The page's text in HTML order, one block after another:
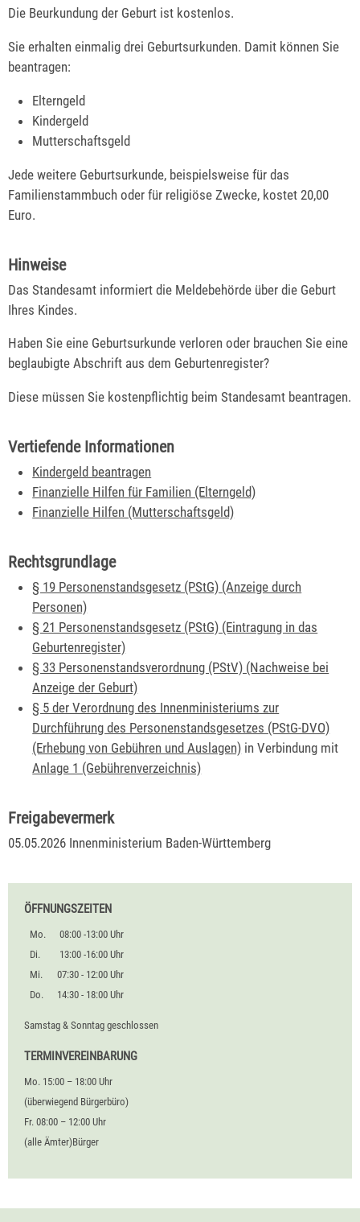
Die Beurkundung der Geburt ist kostenlos.
Sie erhalten einmalig drei Geburtsurkunden. Damit können Sie
beantragen:
Elterngeld
Kindergeld
Mutterschaftsgeld
Jede weitere Geburtsurkunde, beispielsweise für das
Familienstammbuch oder für religiöse Zwecke, kostet 20,00
Euro.
Hinweise
Das Standesamt informiert die Meldebehörde über die Geburt
Ihres Kindes.
Haben Sie eine Geburtsurkunde verloren oder brauchen Sie eine
beglaubigte Abschrift aus dem Geburtenregister?
Diese müssen Sie kostenpflichtig beim Standesamt beantragen.
Vertiefende Informationen
Kindergeld beantragen
Finanzielle Hilfen für Familien (Elterngeld)
Finanzielle Hilfen (Mutterschaftsgeld)
Rechtsgrundlage
§ 19 Personenstandsgesetz (PStG) (Anzeige durch
Personen)
§ 21 Personenstandsgesetz (PStG) (Eintragung in das
Geburtenregister)
§ 33 Personenstandsverordnung (PStV) (Nachweise bei
Anzeige der Geburt)
§ 5 der Verordnung des Innenministeriums zur
Durchführung des Personenstandsgesetzes (PStG-DVO)
(Erhebung von Gebühren und Auslagen) in Verbindung mit
Anlage 1 (Gebührenverzeichnis)
Freigabevermerk
05.05.2026 Innenministerium Baden-Württemberg
ÖFFNUNGSZEITEN
Mo.
08:00 -13:00 Uhr
Di.
13:00 -16:00 Uhr
Mi.
07:30 - 12:00 Uhr
Do.
14:30 - 18:00 Uhr
Samstag & Sonntag geschlossen
TERMINVEREINBARUNG
Mo. 15:00 – 18:00 Uhr
(überwiegend Bürgerbüro)
Fr. 08:00 – 12:00 Uhr
(alle Ämter)Bürger